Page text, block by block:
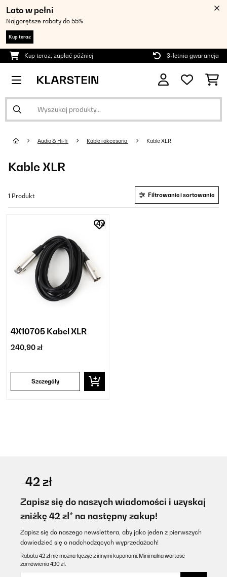
Lato w pełni
Najgorętsze rabaty do 55%
Kup teraz
Kup teraz, zapłać później 3-letnia gwarancja
Audio & Hi-fi Kable i akcesoria Kable XLR
Kable XLR
1 Produkt Filtrowanie i sortowanie
4X10705 Kabel XLR
240,90 zł
Szczegóły
-42 zł
Zapisz się do naszych wiadomości i uzyskaj
zniżkę 42 zł* na następny zakup!
Zapisz się do naszego newslettera, aby jako jeden z pierwszych
dowiedzieć się o nadchodzących wyprzedażach!
Rabatu 42 zł nie można łączyć z innymi kuponami. Minimalna wartość
zamówienia 420 zł.